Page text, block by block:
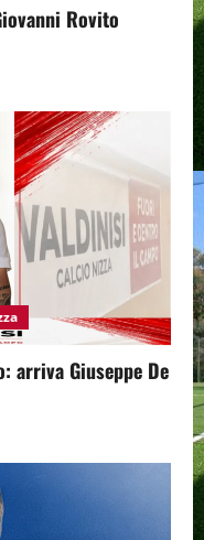
Rovito
arriva Giuseppe De